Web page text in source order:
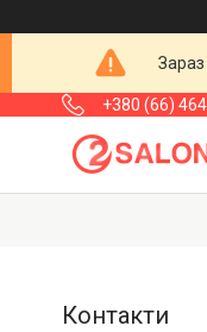
+380 (66)